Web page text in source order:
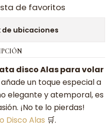
de favoritos
ubicaciones
disco Alas para volar
un toque especial a
elegante y atemporal, es
¡No te lo pierdas!
Disco Alas 🛒.